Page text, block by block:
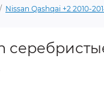
Nissan Qashqai +2 2010-